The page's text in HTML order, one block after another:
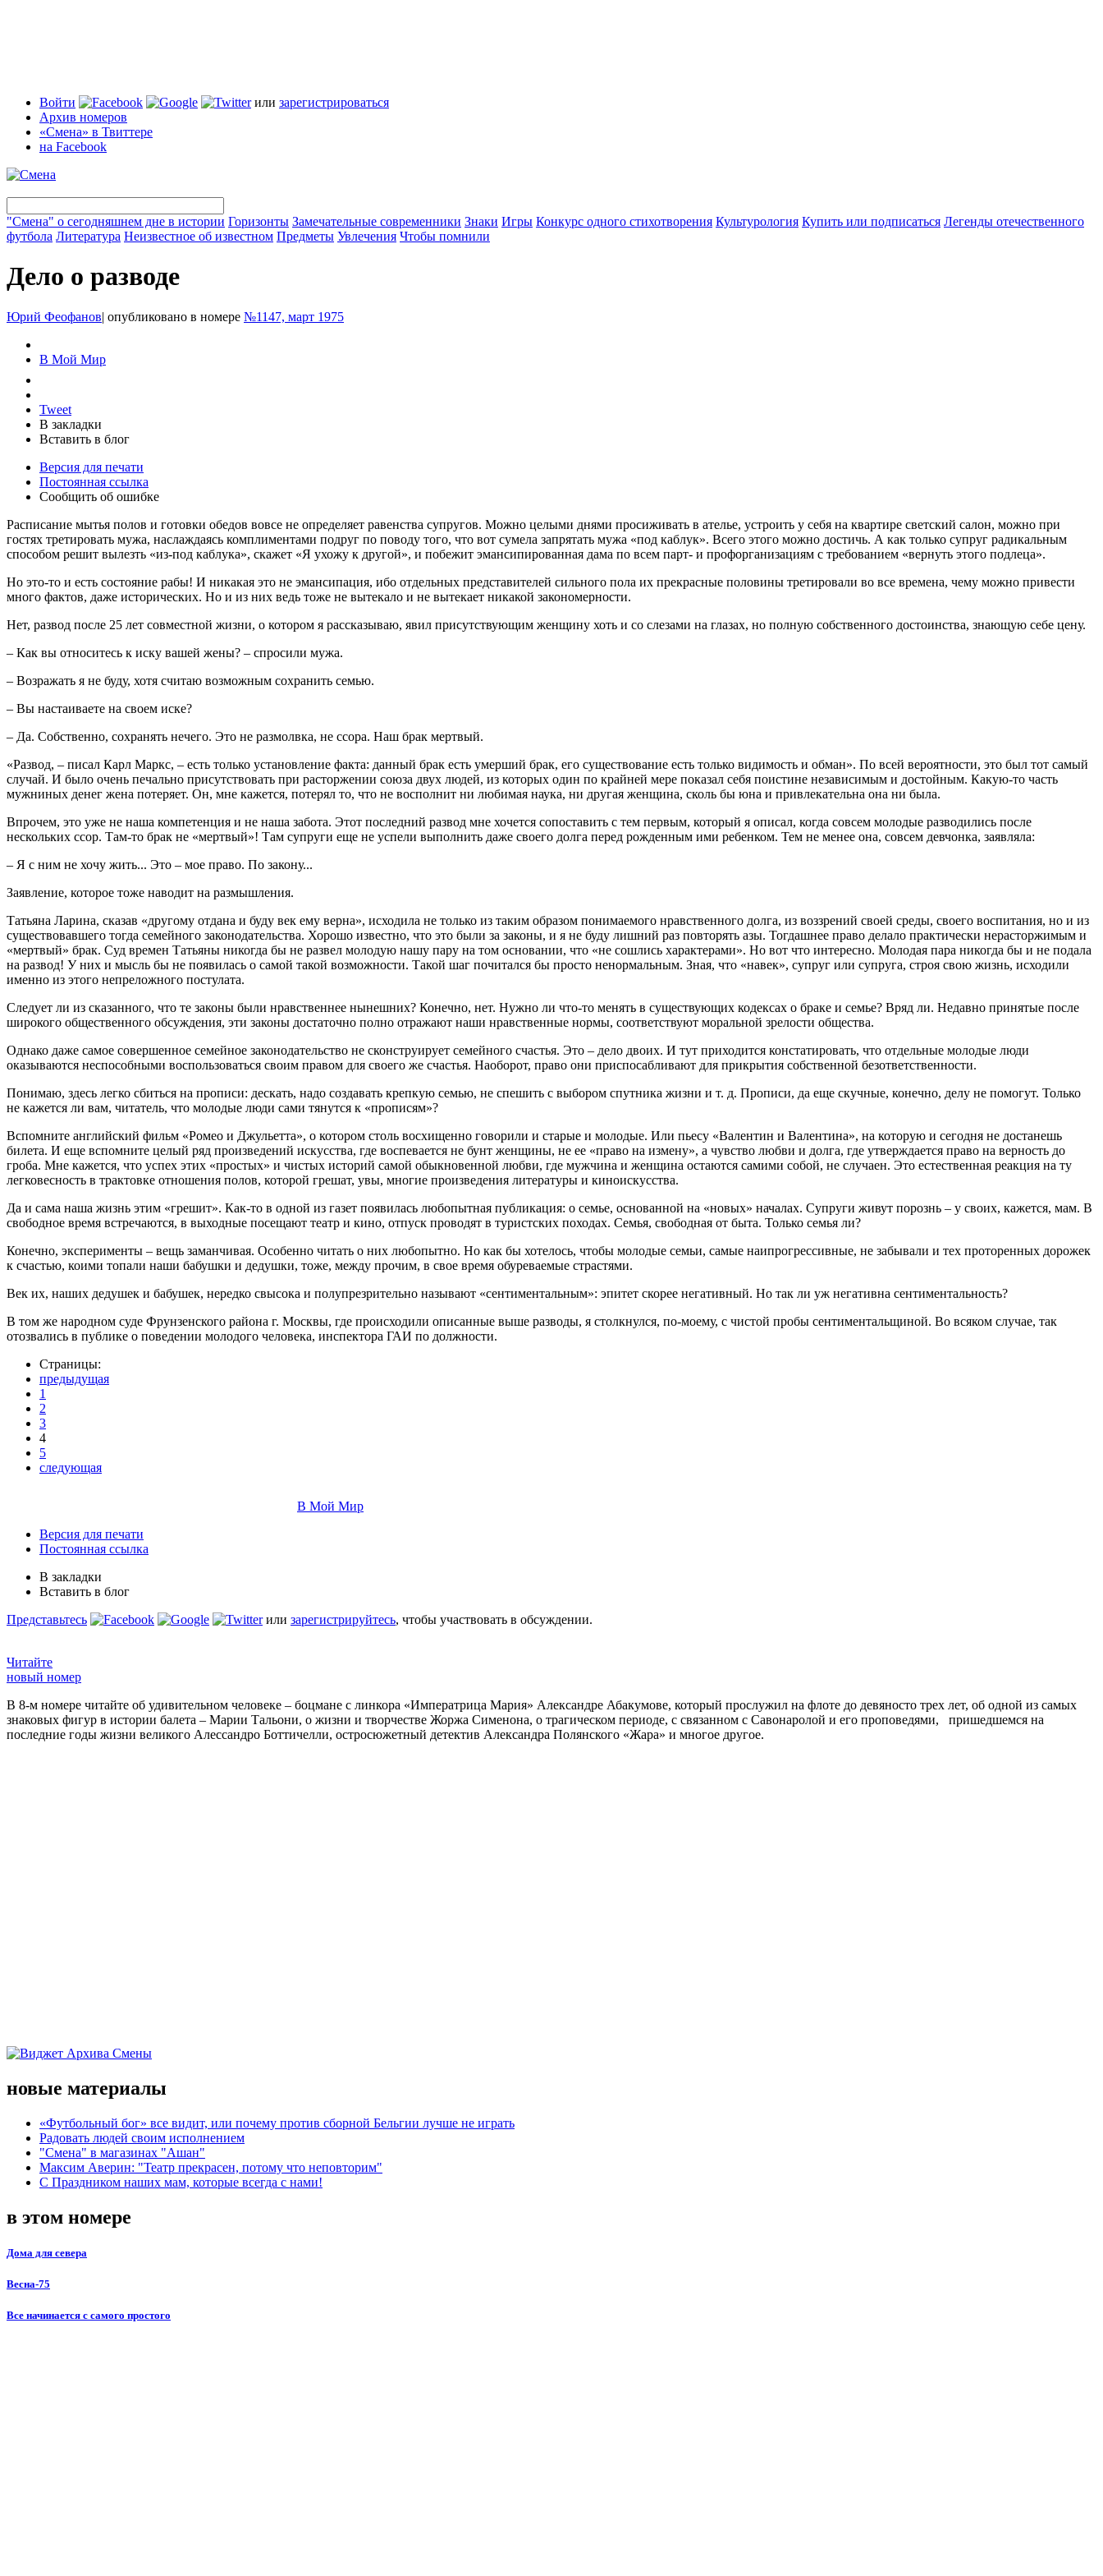
Войти или зарегистрироваться
Архив номеров
«Смена» в Твиттере
на Facebook
"Смена" о сегодняшнем дне в истории Горизонты Замечательные современники Знаки Игры Конкурс одного стихотворения Культурология Купить или подписаться Легенды отечественного
футбола Литература Неизвестное об известном Предметы Увлечения Чтобы помнили
Дело о разводе
Юрий Феофанов| опубликовано в номере №1147, март 1975
В Мой Мир
Tweet
В закладки
Вставить в блог
Версия для печати
Постоянная ссылка
Сообщить об ошибке
Расписание мытья полов и готовки обедов вовсе не определяет равенства супругов. Можно целыми днями просиживать в ателье, устроить у себя на квартире светский салон, можно при
гостях третировать мужа, наслаждаясь комплиментами подруг по поводу того, что вот сумела запрятать мужа «под каблук». Всего этого можно достичь. А как только супруг радикальным
способом решит вылезть «из-под каблука», скажет «Я ухожу к другой», и побежит эмансипированная дама по всем парт- и профорганизациям с требованием «вернуть этого подлеца».
Но это-то и есть состояние рабы! И никакая это не эмансипация, ибо отдельных представителей сильного пола их прекрасные половины третировали во все времена, чему можно привести
много фактов, даже исторических. Но и из них ведь тоже не вытекало и не вытекает никакой закономерности.
Нет, развод после 25 лет совместной жизни, о котором я рассказываю, явил присутствующим женщину хоть и со слезами на глазах, но полную собственного достоинства, знающую себе цену.
– Как вы относитесь к иску вашей жены? – спросили мужа.
– Возражать я не буду, хотя считаю возможным сохранить семью.
– Вы настаиваете на своем иске?
– Да. Собственно, сохранять нечего. Это не размолвка, не ссора. Наш брак мертвый.
«Развод, – писал Карл Маркс, – есть только установление факта: данный брак есть умерший брак, его существование есть только видимость и обман». По всей вероятности, это был тот самый
случай. И было очень печально присутствовать при расторжении союза двух людей, из которых один по крайней мере показал себя поистине независимым и достойным. Какую-то часть
мужниных денег жена потеряет. Он, мне кажется, потерял то, что не восполнит ни любимая наука, ни другая женщина, сколь бы юна и привлекательна она ни была.
Впрочем, это уже не наша компетенция и не наша забота. Этот последний развод мне хочется сопоставить с тем первым, который я описал, когда совсем молодые разводились после
нескольких ссор. Там-то брак не «мертвый»! Там супруги еще не успели выполнить даже своего долга перед рожденным ими ребенком. Тем не менее она, совсем девчонка, заявляла:
– Я с ним не хочу жить... Это – мое право. По закону...
Заявление, которое тоже наводит на размышления.
Татьяна Ларина, сказав «другому отдана и буду век ему верна», исходила не только из таким образом понимаемого нравственного долга, из воззрений своей среды, своего воспитания, но и из
существовавшего тогда семейного законодательства. Хорошо известно, что это были за законы, и я не буду лишний раз повторять азы. Тогдашнее право делало практически нерасторжимым и
«мертвый» брак. Суд времен Татьяны никогда бы не развел молодую нашу пару на том основании, что «не сошлись характерами». Но вот что интересно. Молодая пара никогда бы и не подала
на развод! У них и мысль бы не появилась о самой такой возможности. Такой шаг почитался бы просто ненормальным. Зная, что «навек», супруг или супруга, строя свою жизнь, исходили
именно из этого непреложного постулата.
Следует ли из сказанного, что те законы были нравственнее нынешних? Конечно, нет. Нужно ли что-то менять в существующих кодексах о браке и семье? Вряд ли. Недавно принятые после
широкого общественного обсуждения, эти законы достаточно полно отражают наши нравственные нормы, соответствуют моральной зрелости общества.
Однако даже самое совершенное семейное законодательство не сконструирует семейного счастья. Это – дело двоих. И тут приходится констатировать, что отдельные молодые люди
оказываются неспособными воспользоваться своим правом для своего же счастья. Наоборот, право они приспосабливают для прикрытия собственной безответственности.
Понимаю, здесь легко сбиться на прописи: дескать, надо создавать крепкую семью, не спешить с выбором спутника жизни и т. д. Прописи, да еще скучные, конечно, делу не помогут. Только
не кажется ли вам, читатель, что молодые люди сами тянутся к «прописям»?
Вспомните английский фильм «Ромео и Джульетта», о котором столь восхищенно говорили и старые и молодые. Или пьесу «Валентин и Валентина», на которую и сегодня не достанешь
билета. И еще вспомните целый ряд произведений искусства, где воспевается не бунт женщины, не ее «право на измену», а чувство любви и долга, где утверждается право на верность до
гроба. Мне кажется, что успех этих «простых» и чистых историй самой обыкновенной любви, где мужчина и женщина остаются самими собой, не случаен. Это естественная реакция на ту
легковесность в трактовке отношения полов, которой грешат, увы, многие произведения литературы и киноискусства.
Да и сама наша жизнь этим «грешит». Как-то в одной из газет появилась любопытная публикация: о семье, основанной на «новых» началах. Супруги живут порознь – у своих, кажется, мам. В
свободное время встречаются, в выходные посещают театр и кино, отпуск проводят в туристских походах. Семья, свободная от быта. Только семья ли?
Конечно, эксперименты – вещь заманчивая. Особенно читать о них любопытно. Но как бы хотелось, чтобы молодые семьи, самые наипрогрессивные, не забывали и тех проторенных дорожек
к счастью, коими топали наши бабушки и дедушки, тоже, между прочим, в свое время обуреваемые страстями.
Век их, наших дедушек и бабушек, нередко свысока и полупрезрительно называют «сентиментальным»: эпитет скорее негативный. Но так ли уж негативна сентиментальность?
В том же народном суде Фрунзенского района г. Москвы, где происходили описанные выше разводы, я столкнулся, по-моему, с чистой пробы сентиментальщиной. Во всяком случае, так
отозвались в публике о поведении молодого человека, инспектора ГАИ по должности.
Страницы:
предыдущая
1
2
3
4
5
следующая
В Мой Мир
Версия для печати
Постоянная ссылка
В закладки
Вставить в блог
Представьтесь
или зарегистрируйтесь, чтобы участвовать в обсуждении.
Читайте
новый номер
В 8-м номере читайте об удивительном человеке – боцмане с линкора «Императрица Мария» Александре Абакумове, который прослужил на флоте до девяносто трех лет, об одной из самых
знаковых фигур в истории балета – Марии Тальони, о жизни и творчестве Жоржа Сименона, о трагическом периоде, с связанном с Савонаролой и его проповедями, пришедшемся на
последние годы жизни великого Алессандро Боттичелли, остросюжетный детектив Александра Полянского «Жара» и многое другое.
новые материалы
«Футбольный бог» все видит, или почему против сборной Бельгии лучше не играть
Радовать людей своим исполнением
"Смена" в магазинах "Ашан"
Максим Аверин: "Театр прекрасен, потому что неповторим"
С Праздником наших мам, которые всегда с нами!
в этом номере
Дома для севера
Весна-75
Все начинается с самого простого